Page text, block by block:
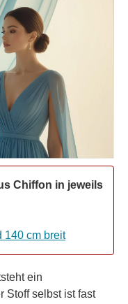
Chiffon in jeweils
140 cm breit
ein
Stoff selbst ist fast